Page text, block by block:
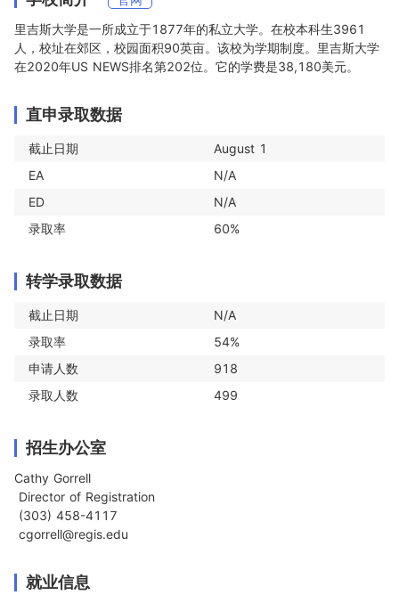
里吉斯大学是一所成立于1877年的私立大学。在校本科生3961
人，校址在郊区，校园面积90英亩。该校为学期制度。里吉斯大学
在2020年US NEWS排名第202位。它的学费是38,180美元。
直申录取数据
截止日期
August 1
EA
N/A
ED
N/A
录取率
60%
转学录取数据
截止日期
N/A
录取率
54%
申请人数
918
录取人数
499
招生办公室
Cathy Gorrell
cgorrell@regis.edu
就业信息